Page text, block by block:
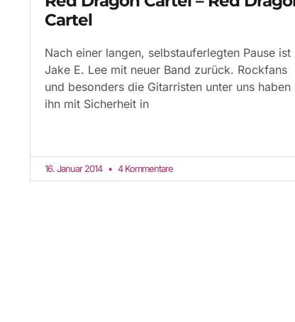
Cartel
Nach einer langen, selbstauferlegten Pause ist
Jake E. Lee mit neuer Band zurück. Rockfans
und besonders die Gitarristen unter uns haben
ihn mit Sicherheit in
16. Januar 2014 4 Kommentare